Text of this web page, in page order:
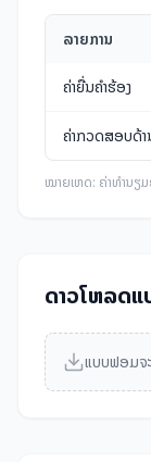
ລາຍການ
ຄ່າຍື່ນຄໍາຮ້ອງ
ຄ່າກວດສອບດ້າ
ໝາຍເຫດ: ຄ່າທໍານຽ
ດາວໂຫລດ
ແບບຟອມຈ